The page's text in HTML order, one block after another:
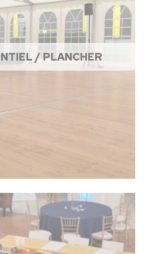
/ PLANCHER